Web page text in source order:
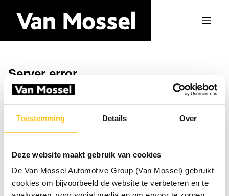
Toestemming Details Over
Deze website maakt gebruik van cookies
De Van Mossel Automotive Group (Van Mossel) gebruikt
cookies om bijvoorbeeld de website te verbeteren en te
Server error